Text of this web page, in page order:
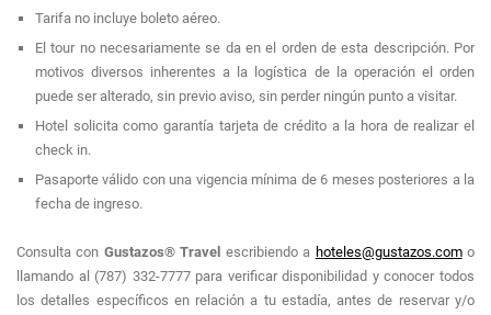
Tarifa no incluye boleto aéreo.
El tour no necesariamente se da en el orden de esta descripción. Por
motivos diversos inherentes a la logística de la operación el orden
puede ser alterado, sin previo aviso, sin perder ningún punto a visitar.
Hotel solicita como garantía tarjeta de crédito a la hora de realizar el
check in.
Pasaporte válido con una vigencia mínima de 6 meses posteriores a la
fecha de ingreso.
Consulta con Gustazos® Travel escribiendo a hoteles@gustazos.como
llamando al (787) 332-7777 para verificar disponibilidad y conocer todos
los detalles específicos en relación a tu estadía, antes de reservar y/o